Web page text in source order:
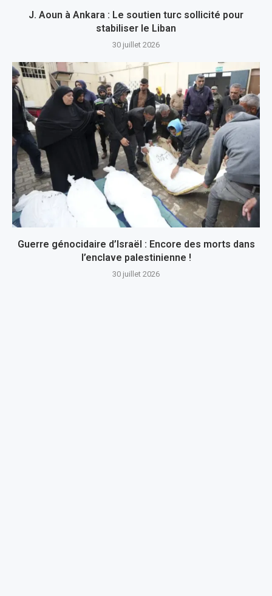
J. Aoun à Ankara : Le soutien turc sollicité pour
stabiliser le Liban
30 juillet 2026
Guerre génocidaire d’Israël : Encore des morts dans
l’enclave palestinienne !
30 juillet 2026